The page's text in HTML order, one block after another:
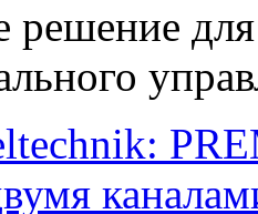
решение